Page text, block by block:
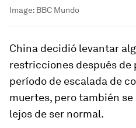
Image: BBC Mundo
China decidió levantar
restricciones después de
período de escalada de
muertes, pero también se
lejos de ser normal.